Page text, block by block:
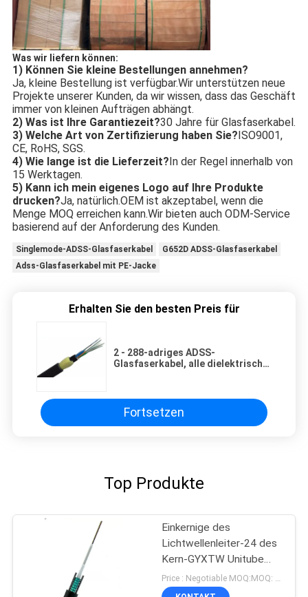
Was wir liefern können:
1) Können Sie kleine Bestellungen annehmen?
Ja, kleine Bestellung ist verfügbar.Wir unterstützen neue
Projekte unserer Kunden, da wir wissen, dass das Geschäft
immer von kleinen Aufträgen abhängt.
2) Was ist Ihre Garantiezeit?30 Jahre für Glasfaserkabel.
3) Welche Art von Zertifizierung haben Sie?ISO9001,
CE, RoHS, SGS.
4) Wie lange ist die Lieferzeit?In der Regel innerhalb von
15 Werktagen.
5) Kann ich mein eigenes Logo auf Ihre Produkte
drucken?Ja, natürlich.OEM ist akzeptabel, wenn die
Menge MOQ erreichen kann.Wir bieten auch ODM-Service
basierend auf der Anforderung des Kunden.
Singlemode-ADSS-Glasfaserkabel
G652D ADSS-Glasfaserkabel
Adss-Glasfaserkabel mit PE-Jacke
Erhalten Sie den besten Preis für
2 - 288-adriges ADSS-
Glasfaserkabel, alle dielektrische,
Fortsetzen
Top Produkte
Einkernige des
Lichtwellenleiter-24 des
Kern-GYXTW Unitube
paralleler Stahldraht
Stärke-des